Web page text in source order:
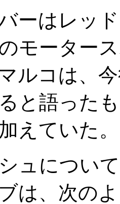
ーはレッ
モーター
ルコは、
と語った
えていた。
ュについ
は、次の